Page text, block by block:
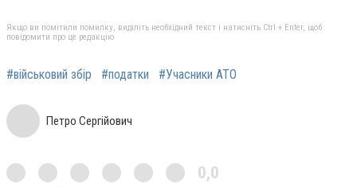
Якщо ви помітили помилку, виділіть необхідний текст і натисніть Ctrl + Enter, щоб
повідомити про це редакцію
#військовий збір #податки #Учасники АТО
Петро Сергійович
0,0